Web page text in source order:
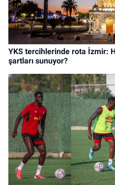
YKS tercihlerinde rota İzmir:
şartları sunuyor?